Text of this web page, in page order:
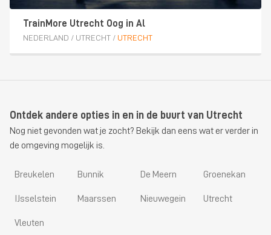
TrainMore Utrecht Oog in Al
NEDERLAND / UTRECHT/ UTRECHT
Ontdek andere opties in en in de buurt van Utrecht
Nog niet gevonden wat je zocht? Bekijk dan eens wat er verder in
de omgeving mogelijk is.
Breukelen Bunnik De Meern Groenekan
IJsselstein Maarssen Nieuwegein Utrecht
Vleuten